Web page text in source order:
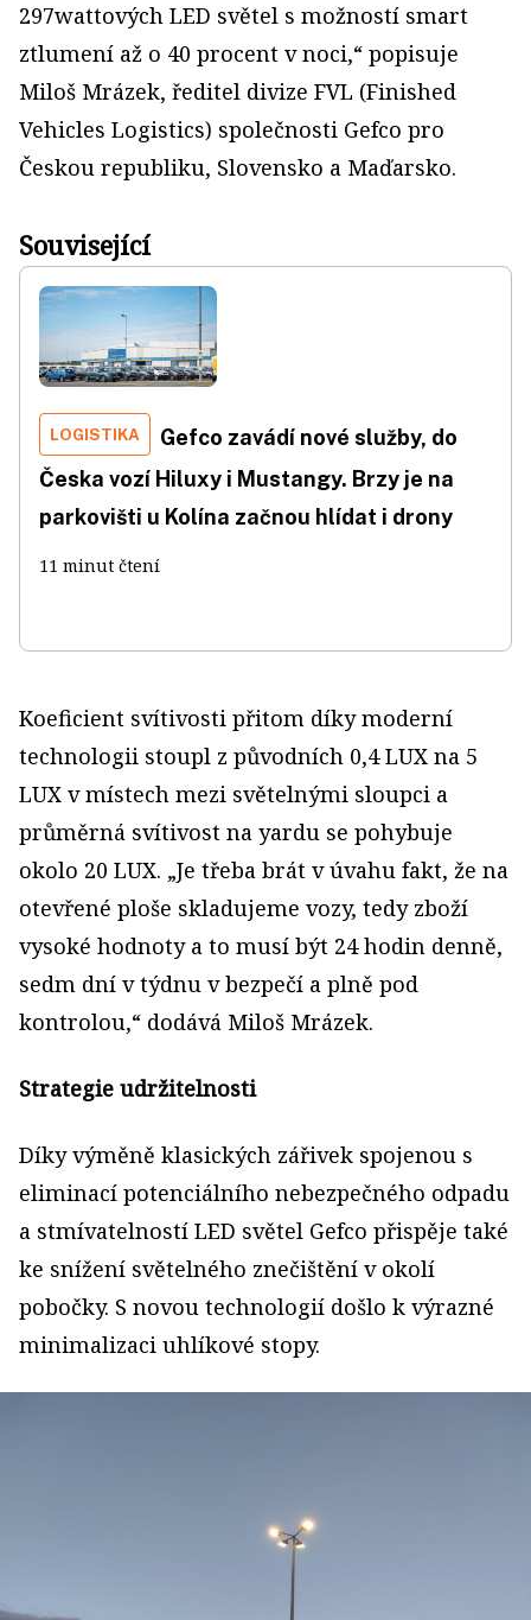
297wattových LED světel s možností smart
ztlumení až o 40 procent v noci,“ popisuje
Miloš Mrázek, ředitel divize FVL (Finished
Vehicles Logistics) společnosti Gefco pro
Českou republiku, Slovensko a Maďarsko.
Související
LOGISTIKA
Gefco zavádí nové služby, do
Česka vozí Hiluxy i Mustangy. Brzy je na
parkovišti u Kolína začnou hlídat i drony
11 minut čtení
Koeficient svítivosti přitom díky moderní
technologii stoupl z původních 0,4 LUX na 5
LUX v místech mezi světelnými sloupci a
průměrná svítivost na yardu se pohybuje
okolo 20 LUX. „Je třeba brát v úvahu fakt, že na
otevřené ploše skladujeme vozy, tedy zboží
vysoké hodnoty a to musí být 24 hodin denně,
sedm dní v týdnu v bezpečí a plně pod
kontrolou,“ dodává Miloš Mrázek.
Strategie udržitelnosti
Díky výměně klasických zářivek spojenou s
eliminací potenciálního nebezpečného odpadu
a stmívatelností LED světel Gefco přispěje také
ke snížení světelného znečištění v okolí
pobočky. S novou technologií došlo k výrazné
minimalizaci uhlíkové stopy.